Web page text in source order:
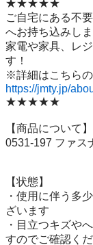
★★★★★
ご自宅にある不
へお持ち込みし
家電や家具、レ
す！
https://jmty.jp/
★★★★★
【商品について】
0531-197 ファス
【状態】
・使用に伴う多
ざいます
・目立つキズや
すのでご確認く